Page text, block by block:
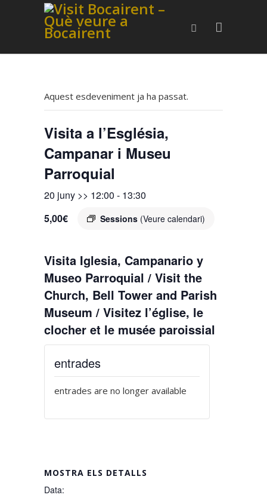
Aquest esdeveniment ja ha passat.
Visita a l’Església,
Campanar i Museu
Parroquial
20 juny >> 12:00 - 13:30
Sessions (Veure calendari)
5,00€
Visita Iglesia, Campanario y
Museo Parroquial / Visit the
Church, Bell Tower and Parish
Museum / Visitez l’église, le
clocher et le musée paroissial
MOSTRA ELS DETALLS
Data:
entrades
entrades are no longer available